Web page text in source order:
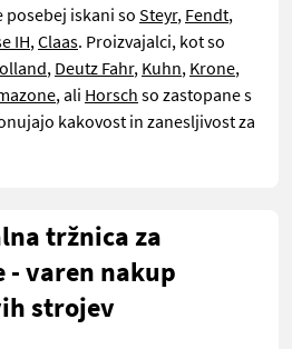
posebej iskani so Steyr, Fendt,
IH,Claas. Proizvajalci, kot so
, Deutz Fahr, Kuhn, Krone,
, ali Horsch so zastopane s
kakovost in zanesljivost za
tržnica za
varen nakup
strojev